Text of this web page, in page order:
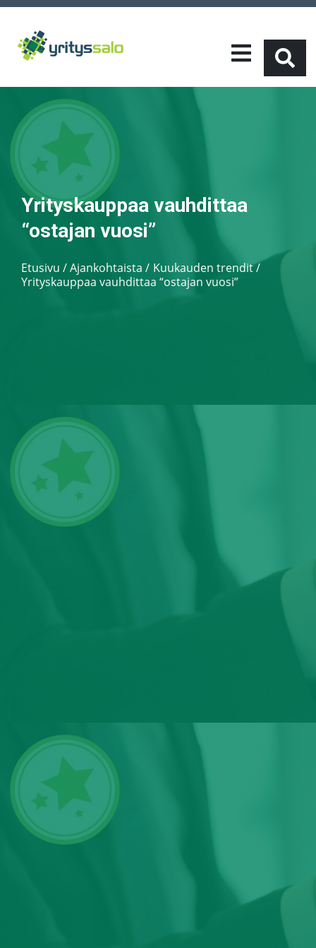
Yrityskauppaa vauhdittaa
“ostajan vuosi”
Etusivu /Ajankohtaista Kuukauden trendit/
Yrityskauppaa vauhdittaa “ostajan vuosi”